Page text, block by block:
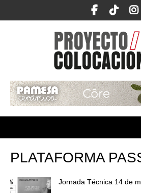
PLATAFORMA
Jornada Técnica 14 de